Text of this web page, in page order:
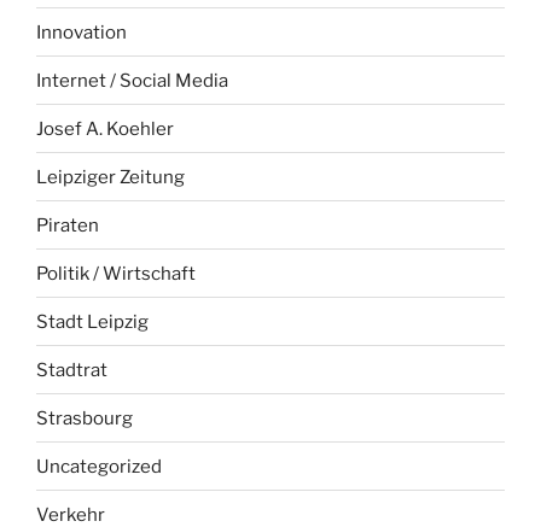
Innovation
Internet / Social Media
Josef A. Koehler
Leipziger Zeitung
Piraten
Politik / Wirtschaft
Stadt Leipzig
Stadtrat
Strasbourg
Uncategorized
Verkehr